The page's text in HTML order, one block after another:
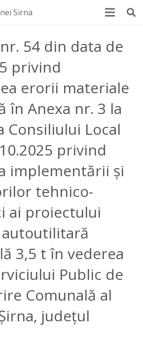
Sirna
54 din data de
privind
erorii materiale
în Anexa nr. 3 la
Consiliului Local
privind
implementării și
tehnico-
ai proiectului
autoutilitară
3,5 t în vederea
Public de
Comunală al
județul